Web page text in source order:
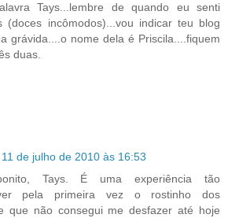
Tays...lembre de quando eu senti
(doces incômodos)...vou indicar teu blog
grávida....o nome dela é Priscila....fiquem
duas.
11 de julho de 2010 às 16:53
Tays. É uma experiência tão
pela primeira vez o rostinho dos
que não consegui me desfazer até hoje